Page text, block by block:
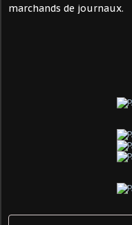
marchands de journaux.